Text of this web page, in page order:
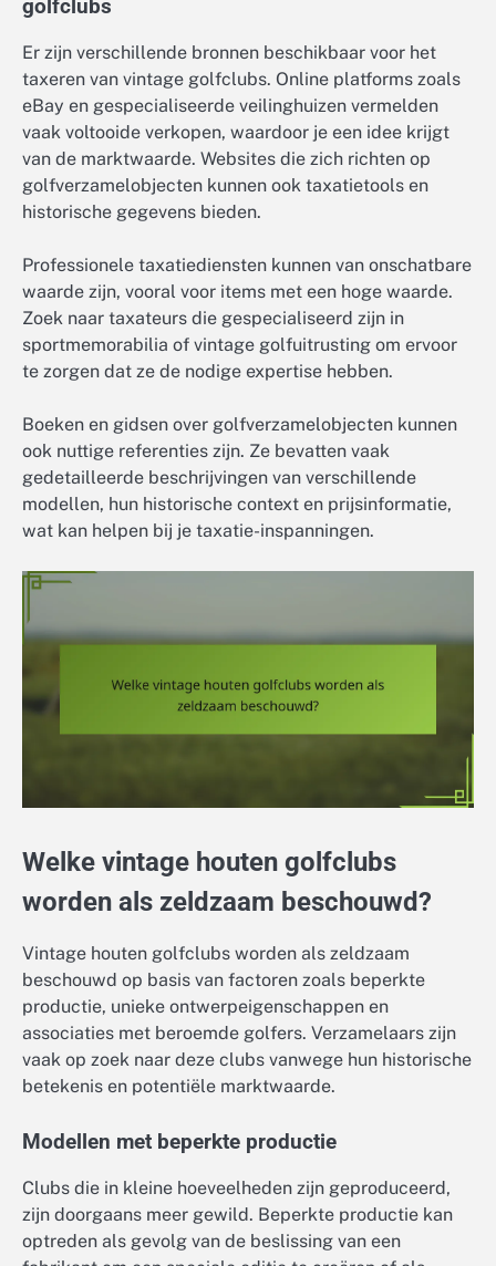
golfclubs
Er zijn verschillende bronnen beschikbaar voor het
taxeren van vintage golfclubs. Online platforms zoals
eBay en gespecialiseerde veilinghuizen vermelden
vaak voltooide verkopen, waardoor je een idee krijgt
van de marktwaarde. Websites die zich richten op
golfverzamelobjecten kunnen ook taxatietools en
historische gegevens bieden.
Professionele taxatiediensten kunnen van onschatbare
waarde zijn, vooral voor items met een hoge waarde.
Zoek naar taxateurs die gespecialiseerd zijn in
sportmemorabilia of vintage golfuitrusting om ervoor
te zorgen dat ze de nodige expertise hebben.
Boeken en gidsen over golfverzamelobjecten kunnen
ook nuttige referenties zijn. Ze bevatten vaak
gedetailleerde beschrijvingen van verschillende
modellen, hun historische context en prijsinformatie,
wat kan helpen bij je taxatie-inspanningen.
Welke vintage houten golfclubs
worden als zeldzaam beschouwd?
Vintage houten golfclubs worden als zeldzaam
beschouwd op basis van factoren zoals beperkte
productie, unieke ontwerpeigenschappen en
associaties met beroemde golfers. Verzamelaars zijn
vaak op zoek naar deze clubs vanwege hun historische
betekenis en potentiële marktwaarde.
Modellen met beperkte productie
Clubs die in kleine hoeveelheden zijn geproduceerd,
zijn doorgaans meer gewild. Beperkte productie kan
optreden als gevolg van de beslissing van een